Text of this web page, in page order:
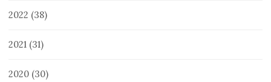
2022 (38)
2021 (31)
2020 (30)